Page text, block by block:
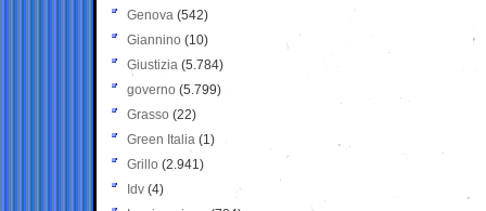
Genova (542)
Giannino (10)
Giustizia (5.784)
governo (5.799)
Grasso (22)
Green Italia (1)
Grillo (2.941)
Idv (4)